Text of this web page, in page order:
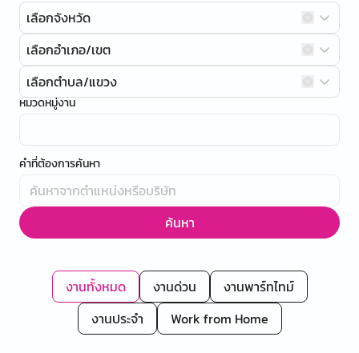
เลือกจังหวัด
เลือกอำเภอ/เขต
เลือกตำบล/แขวง
หมวดหมู่งาน
คำที่ต้องการค้นหา
ค้นหา
งานทั้งหมด งานด่วน
งานพาร์ทไทม์
งานประจำ
Work from Home